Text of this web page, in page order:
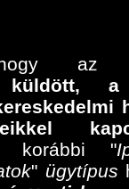
hogy
küldött,a
"
" ügytípus